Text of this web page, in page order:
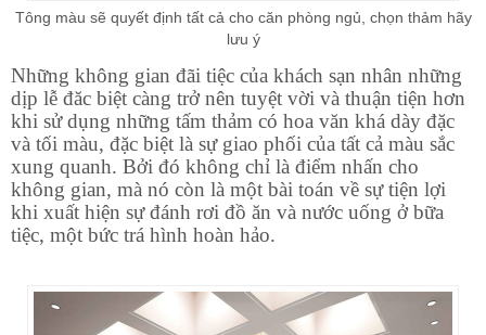
Tông màu sẽ quyết định tất cả cho căn phòng ngủ, chọn thảm hãy
lưu ý
Những không gian đãi tiệc của khách sạn nhân những
dịp lễ đăc biệt càng trở nên tuyệt vời và thuận tiện hơn
khi sử dụng những tấm thảm có hoa văn khá dày đặc
và tối màu, đặc biệt là sự giao phối của tất cả màu sắc
xung quanh. Bởi đó không chỉ là điểm nhấn cho
không gian, mà nó còn là một bài toán về sự tiện lợi
khi xuất hiện sự đánh rơi đồ ăn và nước uống ở bữa
tiệc, một bức trá hình hoàn hảo.